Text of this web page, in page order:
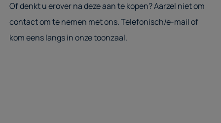
Of denkt u erover na deze aan te kopen? Aarzel niet om
contact om te nemen met ons. Telefonisch/e-mail of
kom eens langs in onze toonzaal.